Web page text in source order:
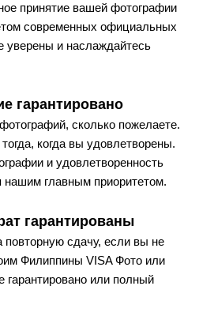
принятие вашей фотографии
современных официальных
уверены и наслаждайтесь
гарантировано
сколько пожелаете.
когда вы удовлетворены.
и удовлетворенность
нашим главным приоритетом.
гарантированы
повторную сдачу, если вы не
Филиппины VISA Фото или
гарантировано или полный